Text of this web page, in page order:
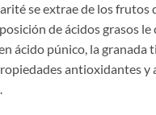
se extrae de los frutos
de ácidos grasos
ácido púnico, la
antioxidantes